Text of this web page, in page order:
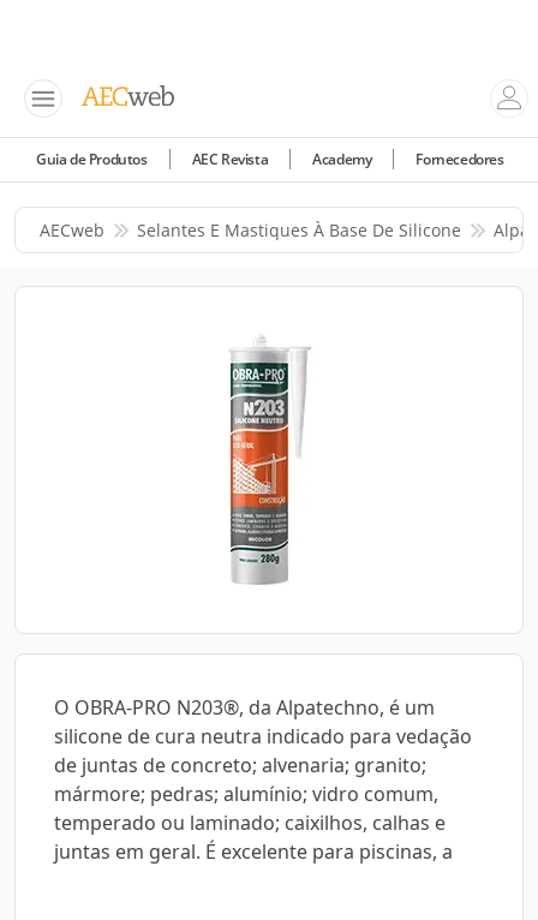
Guia de Produtos AEC Revista Academy Fornecedores
AECweb Selantes E Mastiques À Base De Silicone
O OBRA-PRO N203®, da Alpatechno, é um
silicone de cura neutra indicado para vedação
de juntas de concreto; alvenaria; granito;
mármore; pedras; alumínio; vidro comum,
temperado ou laminado; caixilhos, calhas e
juntas em geral. É excelente para piscinas, a